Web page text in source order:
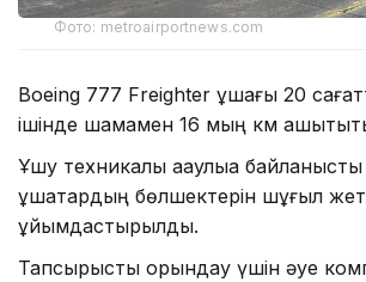
Фото: metroairportnews.com
Boeing 777 Freighter ұшағы 20
ішінде шамамен 16 мың км
Ұшу техникалық ақаулыққа
ұшақтардың бөлшектерін шұғыл
ұйымдастырылды.
Тапсырысты орындау үшін әуе